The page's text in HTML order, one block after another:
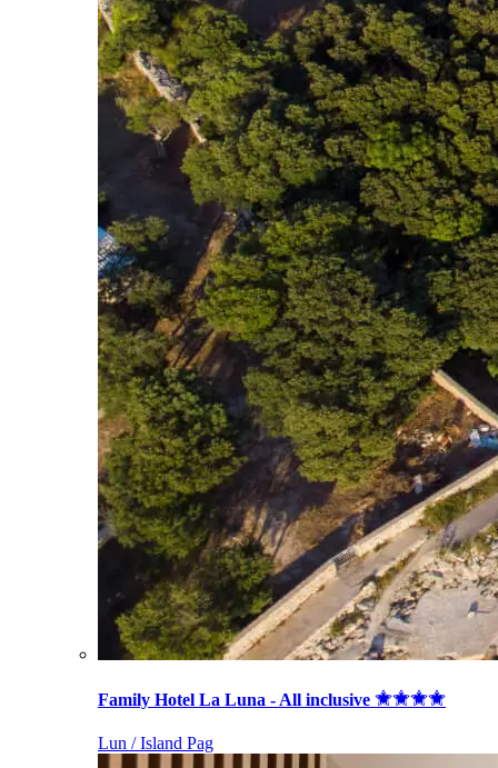
Family Hotel La Luna - All inclusive
Lun / Island Pag